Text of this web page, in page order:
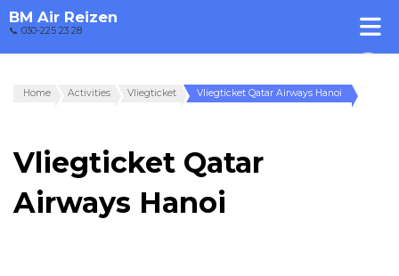
BM Air Reizen
📞 030-225 23 28
Home Activities Vliegticket Vliegticket Qatar Airways Hanoi
Vliegticket Qatar
Airways Hanoi